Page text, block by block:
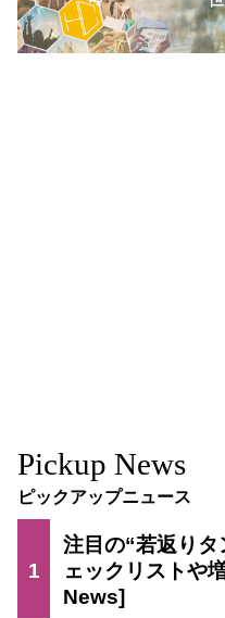
Pickup News
ピックアップニュース
1
注目の“若返り
ェックリストや